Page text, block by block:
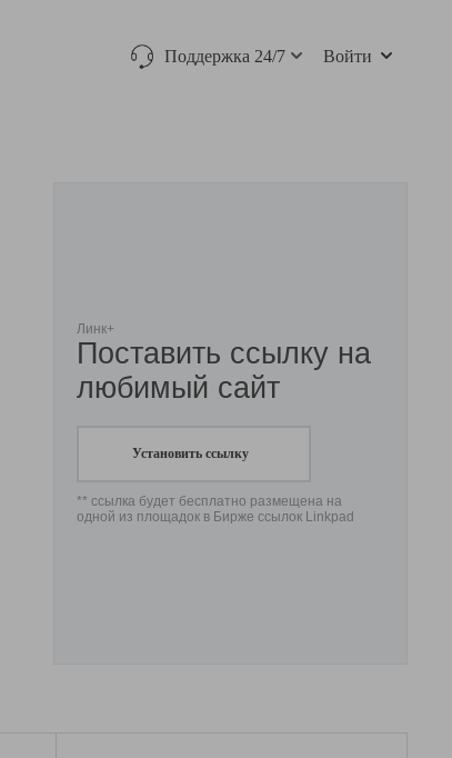
Поддержка 24/7 Войти
Линк+
Поставить ссылку на
любимый сайт
Установить ссылку
** ссылка будет бесплатно размещена на
одной из площадок в Бирже ссылок Linkpad